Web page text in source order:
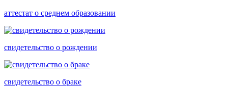
аттестат о среднем образовании
свидетельство о рождении
свидетельство о браке